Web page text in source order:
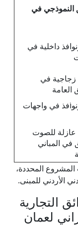
النموذجي في
داخلية في
في
العامة
في واجهات
للصوت
في المباني
المشروع المحددة،
الأردني للمبنى.
التجارية
لعمان